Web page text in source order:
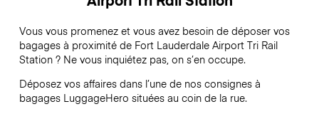
Vous vous promenez et vous avez besoin de déposer vos
bagages à proximité de Fort Lauderdale Airport Tri Rail
Station ? Ne vous inquiétez pas, on s’en occupe.
Déposez vos affaires dans l’une de nos consignes à
bagages LuggageHero situées au coin de la rue.